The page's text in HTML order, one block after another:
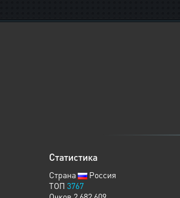
Статистика
Страна
Россия
ТОП 3767